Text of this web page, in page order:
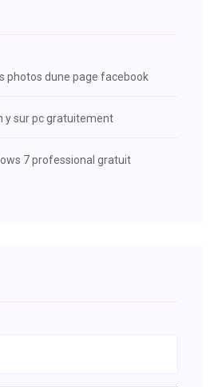
photos dune page facebook
y sur pc gratuitement
7 professional gratuit